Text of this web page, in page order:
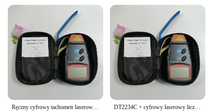
Ręczny cyfrowy tachometr laserowy Miernik obrotów Bezdotykowy miernik prędkości tokarki silnika Revolution Spin DT2234C Prędkość testera DT2234C + cyfrowy laserowy licznik obrotomierza miernik obrotów bezdotykowy obrotomierz licznik Rev do testowania prędkości obrotu koła silnika